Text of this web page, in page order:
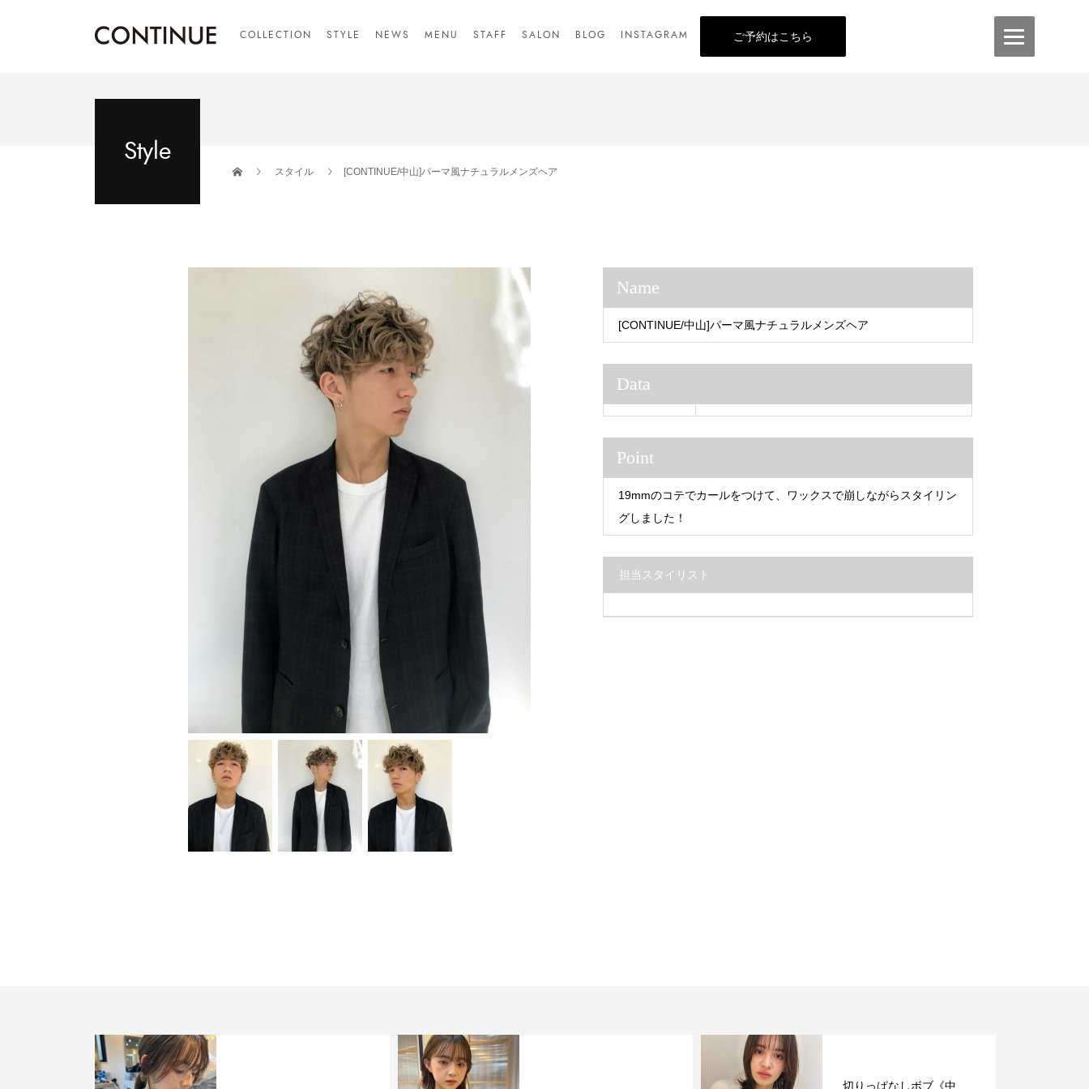
COLLECTION STYLE NEWS MENU STAFF SALON BLOG INSTAGRAM ご予約はこちら
Style
スタイル [CONTINUE/中山]パーマ風ナチュラルメンズヘア
Name
[CONTINUE/中山]パーマ風ナチュラルメンズヘア
Data
Point
19mmのコテでカールをつけて、ワックスで崩しながらスタイリン
グしました！
担当スタイリスト
切りっぱなしボブ《中